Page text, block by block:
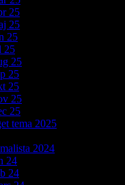
25
25
25
25
25
25
25
25
25
tema 2025
2024
24
24